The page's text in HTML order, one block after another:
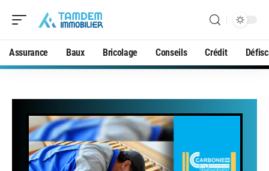
Assurance Baux Bricolage Conseils Crédit